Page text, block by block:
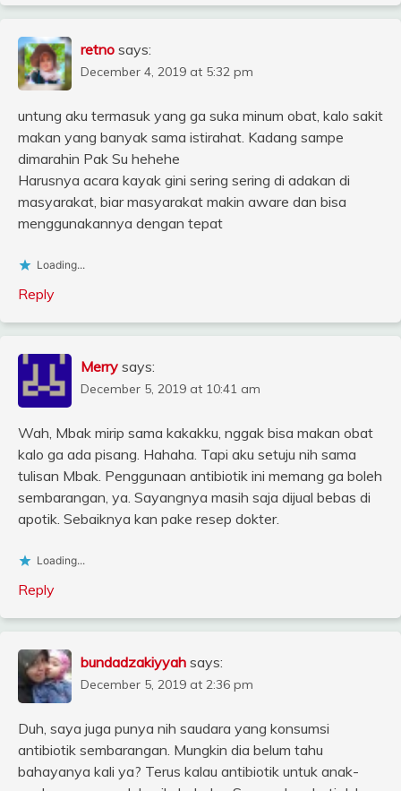
retno says:
December 4, 2019 at 5:32 pm
untung aku termasuk yang ga suka minum obat, kalo sakit
makan yang banyak sama istirahat. Kadang sampe
dimarahin Pak Su hehehe
Harusnya acara kayak gini sering sering di adakan di
masyarakat, biar masyarakat makin aware dan bisa
menggunakannya dengan tepat
Loading...
Reply
Merry says:
December 5, 2019 at 10:41 am
Wah, Mbak mirip sama kakakku, nggak bisa makan obat
kalo ga ada pisang. Hahaha. Tapi aku setuju nih sama
tulisan Mbak. Penggunaan antibiotik ini memang ga boleh
sembarangan, ya. Sayangnya masih saja dijual bebas di
apotik. Sebaiknya kan pake resep dokter.
Loading...
Reply
bundadzakiyyah says:
December 5, 2019 at 2:36 pm
Duh, saya juga punya nih saudara yang konsumsi
antibiotik sembarangan. Mungkin dia belum tahu
bahayanya kali ya? Terus kalau antibiotik untuk anak-